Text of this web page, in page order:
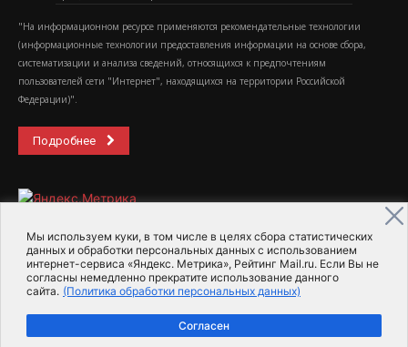
Мы используем куки, в том числе в целях сбора статистических
данных и обработки персональных данных с использованием
интернет-сервиса «Яндекс. Метрика», Рейтинг Mail.ru. Если Вы не
согласны немедленно прекратите использование данного
сайта. (Политика обработки персональных данных)
Согласен
"На информационном ресурсе применяются рекомендательные технологии
(информационные технологии предоставления информации на основе сбора,
систематизации и анализа сведений, относящихся к предпочтениям
пользователей сети "Интернет", находящихся на территории Российской
Федерации)".
Подробнее
2015-2026- Информационное агентство МедиаПоток
Для справки Об издании
Пользовательское соглашение
Политика обработки персональных данных